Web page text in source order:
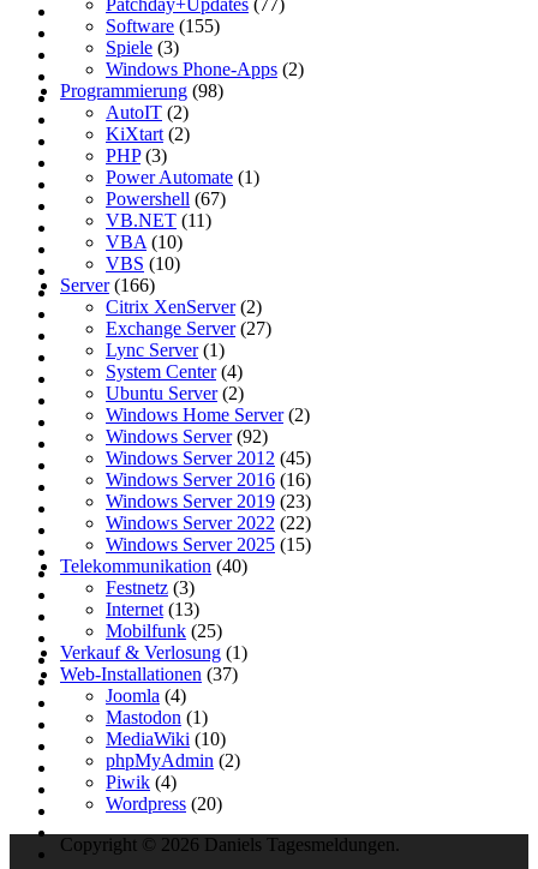
Software (155)
Spiele (3)
Windows Phone-Apps (2)
Programmierung (98)
AutoIT (2)
KiXtart (2)
PHP(3)
Power Automate (1)
Powershell (67)
VB.NET (11)
VBA (10)
VBS (10)
Server(166)
Citrix XenServer(2)
Exchange Server(27)
Lync Server(1)
System Center(4)
Ubuntu Server(2)
Windows Home Server(2)
Windows Server(92)
Windows Server 2012 (45)
Windows Server 2016 (16)
Windows Server 2019 (23)
Windows Server 2022 (22)
Windows Server 2025 (15)
Telekommunikation (40)
Festnetz (3)
Internet (13)
Mobilfunk (25)
Verkauf & Verlosung (1)
Web-Installationen (37)
Joomla (4)
Mastodon (1)
MediaWiki (10)
phpMyAdmin (2)
Piwik (4)
Wordpress (20)
Copyright © 2026 Daniels Tagesmeldungen.